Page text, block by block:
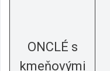
ONCLÉ s
kmeňovými